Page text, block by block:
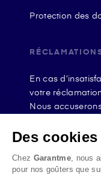
Protection des
En cas
votre
Nous
état de cause,
au maximum
Si le désaccord
l’avis du
Des
Chez Garantme, nous
pour nos goûters que